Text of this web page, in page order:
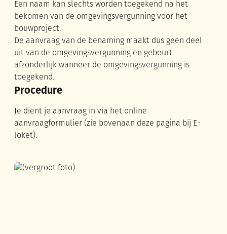
Een naam kan slechts worden toegekend na het
bekomen van de omgevingsvergunning voor het
bouwproject.
De aanvraag van de benaming maakt dus geen deel
uit van de omgevingsvergunning en gebeurt
afzonderlijk wanneer de omgevingsvergunning is
toegekend.
Procedure
Je dient je aanvraag in via het online
aanvraagformulier (zie bovenaan deze pagina bij E-
loket).